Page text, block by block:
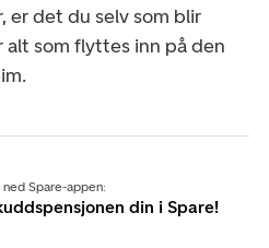
er det du selv som blir
som flyttes inn på den
Spare-appen:
din i Spare!